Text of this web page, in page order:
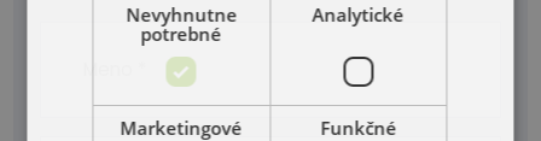
Nevyhnutne
potrebné
Analytické
Marketingové Funkčné